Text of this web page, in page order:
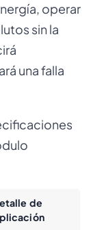
operar
sin la
una falla
de